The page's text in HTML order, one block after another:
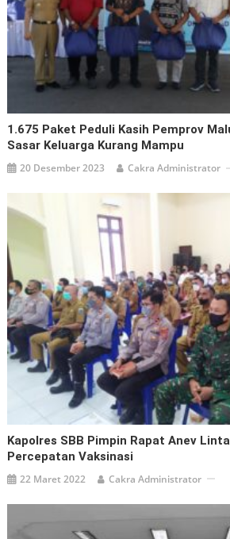
1.675 Paket Peduli Kasih Pemprov
Sasar Keluarga Kurang Mampu
20 Desember 2023 Cakra Administrator
Kapolres SBB Pimpin Rapat Anev
Percepatan Vaksinasi
22 Maret 2022 Cakra Administrator